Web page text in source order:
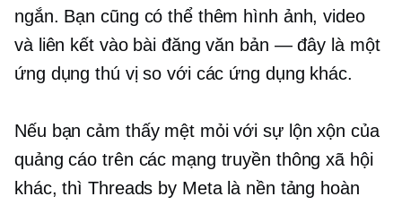
ngắn. Bạn cũng có thể thêm hình ảnh, video
và liên kết vào bài đăng văn bản — đây là một
ứng dụng thú vị so với các ứng dụng khác.
Nếu bạn cảm thấy mệt mỏi với sự lộn xộn của
quảng cáo trên các mạng truyền thông xã hội
khác, thì Threads by Meta là nền tảng hoàn